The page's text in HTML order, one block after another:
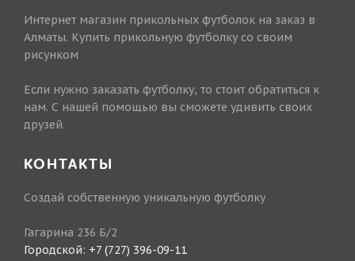
Интернет магазин прикольных футболок на заказ в
Алматы. Купить прикольную футболку со своим
рисунком
Если нужно заказать футболку, то стоит обратиться к
нам. С нашей помощью вы сможете удивить своих
друзей.
КОНТАКТЫ
Создай собственную уникальную футболку
Гагарина 236 Б/2
Городской: +7 (727) 396-09-11